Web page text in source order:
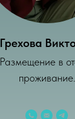
Грехова
Размещение в
проживание.